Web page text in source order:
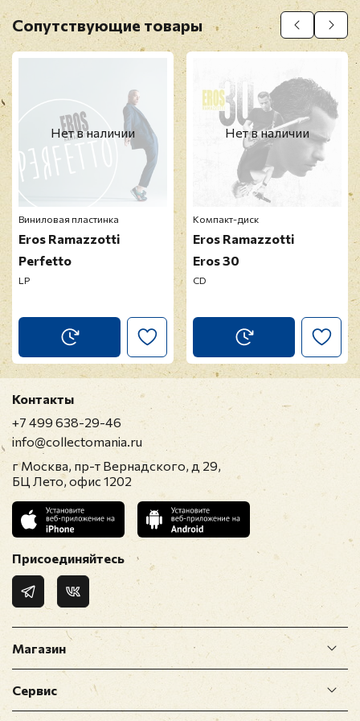
11. Una Tempesta Di Stelle
12. Testa O Cuore
13. Cosi
Имя*
Отзыв
Прикрепить фото
Оставить отзыв
Перед публикацией отзывы проходят
модерацию
Сопутствующие товары
Нет в наличии
Виниловая пластинка
Eros Ramazzotti
Perfetto
LP
Нет в наличии
Компакт-диск
Eros Ramazzotti
Eros 30
CD
Магазин
Сервис
Контакты
+7 499 638-29-46
info@collectomania.ru
г Москва, пр-т Вернадского, д 29,
БЦ Лето, офис 1202
Присоединяйтесь